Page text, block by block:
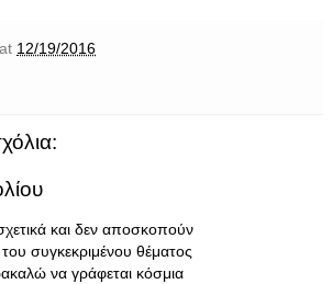
at 12/19/2016
και δεν αποσκοπούν
συγκεκριμένου θέματος
να γράφεται κόσμια